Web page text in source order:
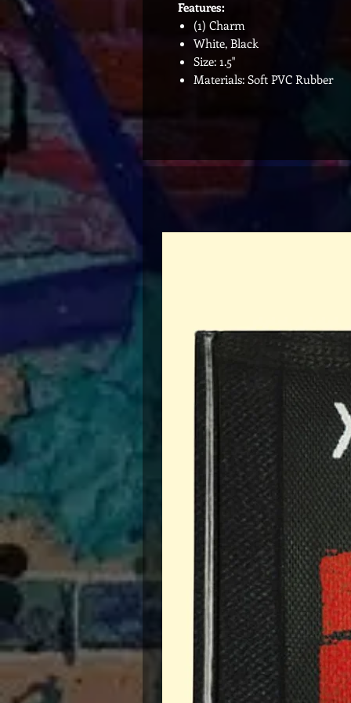
Features:
(1) Charm
White, Black
Size: 1.5"
Materials: Soft PVC Rubber